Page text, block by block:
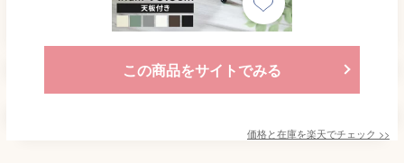
この商品をサイトでみる
価格と在庫を楽天でチェック >>